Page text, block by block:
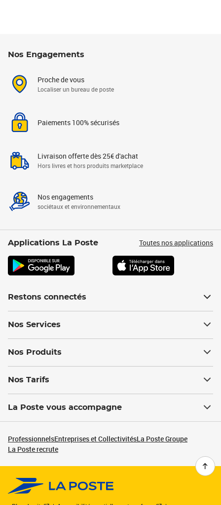
Nos Engagements
Proche de vous
Localiser un bureau de poste
Paiements 100% sécurisés
Livraison offerte dès 25€ d'achat
Hors livres et hors produits marketplace
Nos engagements
sociétaux et environnementaux
Applications La Poste Toutes nos applications
Restons connectés
Nos Services
Nos Produits
Nos Tarifs
La Poste vous accompagne
ProfessionnelsEntreprises et CollectivitésLa Poste Groupe
La Poste recrute